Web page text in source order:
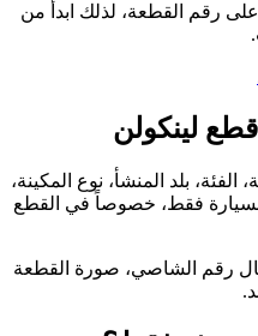
على رقم القطعة، لذلك ابدأ من
لينكولن
بلد المنشأ، نوع المكينة،
فقط، خصوصاً في القطع
رقم الشاصي، صورة القطعة